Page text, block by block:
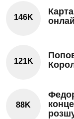
146K
121K
88K